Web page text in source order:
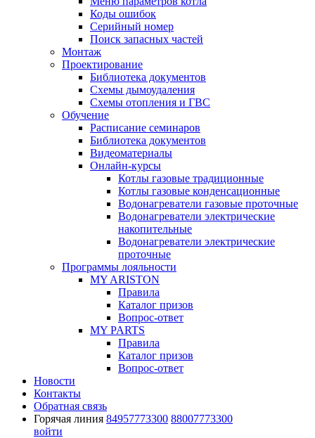
Коды ошибок
Серийный номер
Поиск запасных частей
Монтаж
Проектирование
Библиотека документов
Схемы дымоудаления
Схемы отопления и ГВС
Обучение
Расписание семинаров
Библиотека документов
Видеоматериалы
Онлайн-курсы
Котлы газовые традиционные
Котлы газовые конденсационные
Водонагреватели газовые проточные
Водонагреватели электрические
накопительные
Водонагреватели электрические
проточные
Программы лояльности
MY ARISTON
Правила
Каталог призов
Вопрос-ответ
MY PARTS
Правила
Каталог призов
Вопрос-ответ
Новости
Контакты
Обратная связь
Горячая линия 84957773300 88007773300
войти